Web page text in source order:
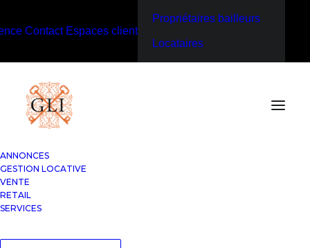
Contact Espaces client
Propriétaires bailleurs
Locataires
ANNONCES
GESTION LOCATIVE
VENTE
RETAIL
SERVICES